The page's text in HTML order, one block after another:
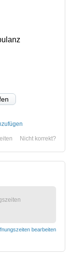
Nicht korrekt?
bearbeiten